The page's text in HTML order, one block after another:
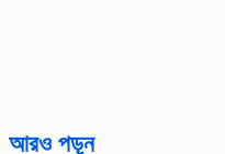
আরও পড়ুন